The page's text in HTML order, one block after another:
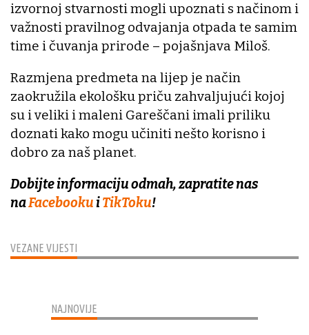
VEZANE VIJESTI
izvornoj stvarnosti mogli upoznati s načinom i
važnosti pravilnog odvajanja otpada te samim
time i čuvanja prirode – pojašnjava Miloš.
Razmjena predmeta na lijep je način
zaokružila ekološku priču zahvaljujući kojoj
su i veliki i maleni Gareščani imali priliku
doznati kako mogu učiniti nešto korisno i
dobro za naš planet.
Dobijte informaciju odmah, zapratite nas
naFacebookuiTikToku!
NAJNOVIJE